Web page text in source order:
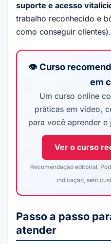
suporte e acesso
trabalho reconhecido e
como conseguir clientes).
👁️ Curso
em
Um curso online
práticas em vídeo,
para você aprender e
Ver o curso
Recomendação editorial.
indicação, sem
Passo a passo
atender